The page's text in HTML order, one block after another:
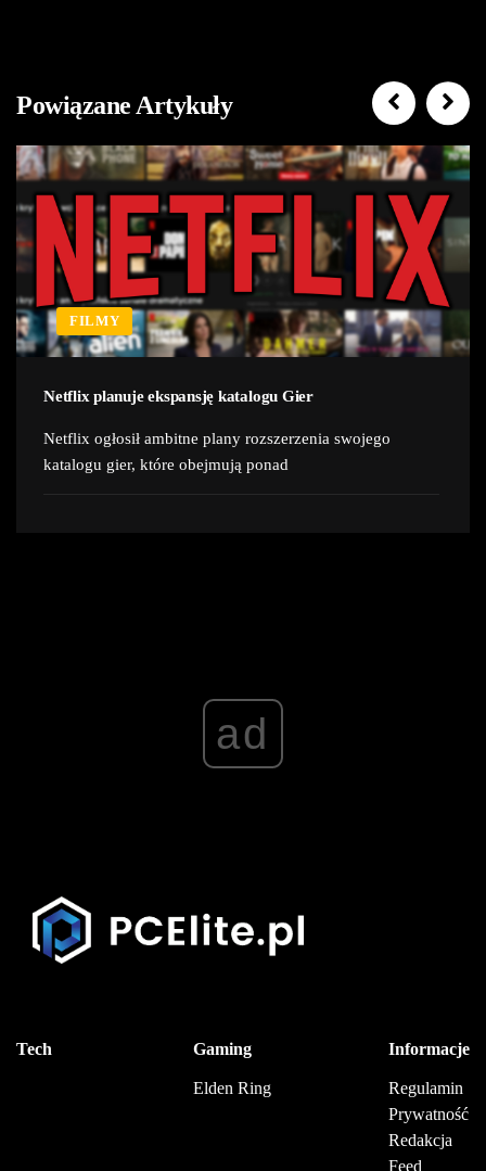
Powiązane Artykuły
FILMY
Netflix planuje ekspansję katalogu Gier
Netflix ogłosił ambitne plany rozszerzenia swojego
katalogu gier, które obejmują ponad
ad
Tech Gaming
Elden Ring
Informacje
Regulamin
Prywatność
Redakcja
Feed